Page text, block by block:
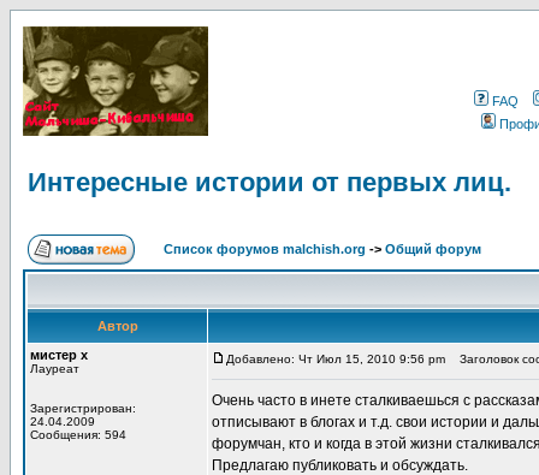
FAQ
Интересные истории от первых лиц.
Список форумов malchish.org -> Общий форум
Автор
мистер х
Лауреат
Зарегистрирован:
24.04.2009
Сообщения: 594
Добавлено: Чт Июл 15, 2010 9:56 pm Заголовок
Очень часто в инете сталкиваешься с
отписывают в блогах и т.д. свои истории и
форумчан, кто и когда в этой жизни
Предлагаю публиковать и обсуждать.